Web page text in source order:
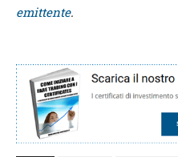
emittente.